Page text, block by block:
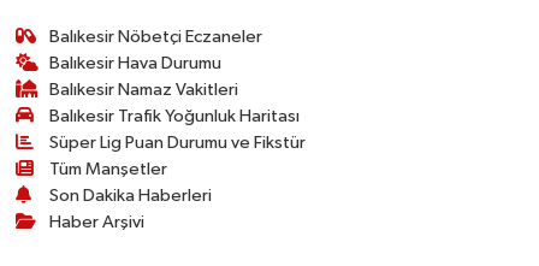
Balıkesir Nöbetçi Eczaneler
Balıkesir Hava Durumu
Balıkesir Namaz Vakitleri
Balıkesir Trafik Yoğunluk Haritası
Süper Lig Puan Durumu ve Fikstür
Tüm Manşetler
Son Dakika Haberleri
Haber Arşivi